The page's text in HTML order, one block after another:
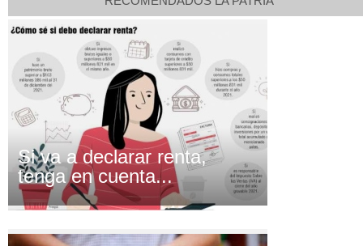
Si va a declarar renta,
tenga en cuenta...